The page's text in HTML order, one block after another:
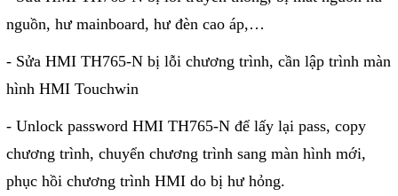
nguồn, hư mainboard, hư đèn cao áp,…
- Sửa HMI TH765-N bị lỗi chương trình, cần lập trình màn
hình HMI Touchwin
- Unlock password HMI TH765-N để lấy lại pass, copy
chương trình, chuyển chương trình sang màn hình mới,
phục hồi chương trình HMI do bị hư hỏng.
Giới thiệu